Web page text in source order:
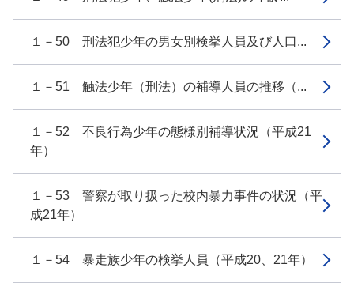
１－50 刑法犯少年の男女別検挙人員及び人口...
１－51 触法少年（刑法）の補導人員の推移（...
１－52 不良行為少年の態様別補導状況（平成21
年）
１－53 警察が取り扱った校内暴力事件の状況（平
成21年）
１－54 暴走族少年の検挙人員（平成20、21年）